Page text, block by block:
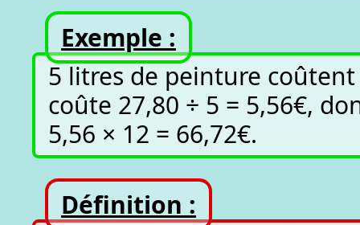
Exemple :
5 litres de peinture
coûte 27,80 ÷ 5 = 5,56€,
5,56 × 12 = 66,72€.
Définition :